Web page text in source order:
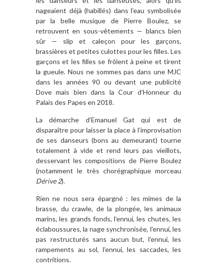
nageaient déjà (habillés) dans l’eau symbolisée
par la belle musique de Pierre Boulez, se
retrouvent en sous-vêtements — blancs bien
sûr — slip et caleçon pour les garçons,
brassières et petites culottes pour les filles. Les
garçons et les filles se frôlent à peine et tirent
la gueule. Nous ne sommes pas dans une MJC
dans les années 90 ou devant une publicité
Dove mais bien dans la Cour d’Honneur du
Palais des Papes en 2018.
La démarche d’Emanuel Gat qui est de
disparaître pour laisser la place à l’improvisation
de ses danseurs (bons au demeurant) tourne
totalement à vide et rend leurs pas vieillots,
desservant les compositions de Pierre Boulez
(notamment le très chorégraphique morceau
Dérive 2).
Rien ne nous sera épargné : les mimes de la
brasse, du crawle, de la plongée, les animaux
marins, les grands fonds, l’ennui, les chutes, les
éclaboussures, la nage synchronisée, l’ennui, les
pas restructurés sans aucun but, l’ennui, les
rampements au sol, l’ennui, les saccades, les
contritions.